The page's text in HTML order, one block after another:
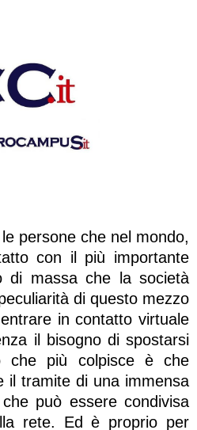
persone che nel mondo,
con il più importante
di massa che la società
di questo mezzo
in contatto virtuale
il bisogno di spostarsi
che più colpisce è che
il tramite di una immensa
può essere condivisa
rete. Ed è proprio per